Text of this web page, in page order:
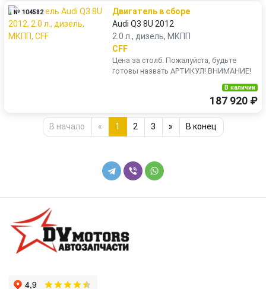
№ 104582
Двигатель в сборе
Audi Q3 8U 2012
2.0 л., дизель, МКПП
CFF
Цена за столб. Пожалуйста, будьте
готовы назвать АРТИКУЛ! ВНИМАНИЕ!
В наличии
187 920 ₽
В начало « 1 2 3 » В конец